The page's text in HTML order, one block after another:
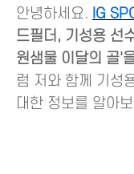
안녕하세요. IG
드필더, 기성용 선
원샘물 이달의 골'
럼 저와 함께 기성
대한 정보를 알아